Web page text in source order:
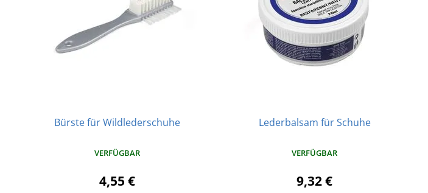
Bürste für Wildlederschuhe
VERFÜGBAR
4,55 €
Lederbalsam für Schuhe
VERFÜGBAR
9,32 €